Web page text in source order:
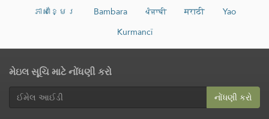
ភាសាខ្មែរ
Bambara ਪੰਜਾਬੀ मराठी
Yao
Kurmancî
મેઇલ સૂચિ માટે નોંધણી કરો
નોંધણી કરો